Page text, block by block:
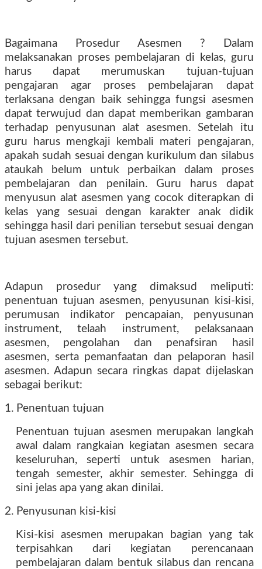
Bagaimana Prosedur Asesmen ? Dalam
melaksanakan proses pembelajaran di kelas, guru
harus dapat merumuskan tujuan-tujuan
pengajaran agar proses pembelajaran dapat
terlaksana dengan baik sehingga fungsi asesmen
dapat terwujud dan dapat memberikan gambaran
terhadap penyusunan alat asesmen. Setelah itu
guru harus mengkaji kembali materi pengajaran,
apakah sudah sesuai dengan kurikulum dan silabus
ataukah belum untuk perbaikan dalam proses
pembelajaran dan penilain. Guru harus dapat
menyusun alat asesmen yang cocok diterapkan di
kelas yang sesuai dengan karakter anak didik
sehingga hasil dari penilian tersebut sesuai dengan
tujuan asesmen tersebut.
Adapun prosedur yang dimaksud meliputi:
penentuan tujuan asesmen, penyusunan kisi-kisi,
perumusan indikator pencapaian, penyusunan
instrument, telaah instrument, pelaksanaan
asesmen, pengolahan dan penafsiran hasil
asesmen, serta pemanfaatan dan pelaporan hasil
asesmen. Adapun secara ringkas dapat dijelaskan
sebagai berikut:
1. Penentuan tujuan
Penentuan tujuan asesmen merupakan langkah
awal dalam rangkaian kegiatan asesmen secara
keseluruhan, seperti untuk asesmen harian,
tengah semester, akhir semester. Sehingga di
sini jelas apa yang akan dinilai.
2. Penyusunan kisi-kisi
Kisi-kisi asesmen merupakan bagian yang tak
terpisahkan dari kegiatan perencanaan
pembelajaran dalam bentuk silabus dan rencana